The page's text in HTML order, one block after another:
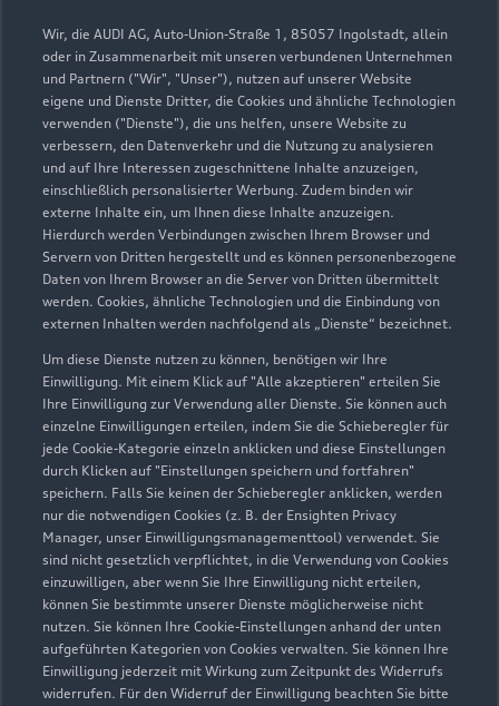
Wir, die AUDI AG, Auto-Union-Straße 1, 85057 Ingolstadt, allein
oder in Zusammenarbeit mit unseren verbundenen Unternehmen
und Partnern ("Wir", "Unser"), nutzen auf unserer Website
eigene und Dienste Dritter, die Cookies und ähnliche Technologien
verwenden ("Dienste"), die uns helfen, unsere Website zu
verbessern, den Datenverkehr und die Nutzung zu analysieren
und auf Ihre Interessen zugeschnittene Inhalte anzuzeigen,
einschließlich personalisierter Werbung. Zudem binden wir
externe Inhalte ein, um Ihnen diese Inhalte anzuzeigen.
Hierdurch werden Verbindungen zwischen Ihrem Browser und
Servern von Dritten hergestellt und es können personenbezogene
Daten von Ihrem Browser an die Server von Dritten übermittelt
werden. Cookies, ähnliche Technologien und die Einbindung von
externen Inhalten werden nachfolgend als „Dienste“ bezeichnet.
Um diese Dienste nutzen zu können, benötigen wir Ihre
Einwilligung. Mit einem Klick auf "Alle akzeptieren" erteilen Sie
Ihre Einwilligung zur Verwendung aller Dienste. Sie können auch
einzelne Einwilligungen erteilen, indem Sie die Schieberegler für
jede Cookie-Kategorie einzeln anklicken und diese Einstellungen
durch Klicken auf "Einstellungen speichern und fortfahren"
speichern. Falls Sie keinen der Schieberegler anklicken, werden
nur die notwendigen Cookies (z. B. der Ensighten Privacy
Manager, unser Einwilligungsmanagementtool) verwendet. Sie
sind nicht gesetzlich verpflichtet, in die Verwendung von Cookies
einzuwilligen, aber wenn Sie Ihre Einwilligung nicht erteilen,
können Sie bestimmte unserer Dienste möglicherweise nicht
nutzen. Sie können Ihre Cookie-Einstellungen anhand der unten
aufgeführten Kategorien von Cookies verwalten. Sie können Ihre
Einwilligung jederzeit mit Wirkung zum Zeitpunkt des Widerrufs
widerrufen. Für den Widerruf der Einwilligung beachten Sie bitte
Alle AnsprechpartnerSección
1
Info -TerminalSección
2
Ihre Ansprechpartner im ServiceSección
3
VerkaufSección
4
GebrauchtwagenSección
5
6
Buchhaltung und PersonalwesenSección
7
GeschäftsführungSección
8
Serviceberater kontaktieren